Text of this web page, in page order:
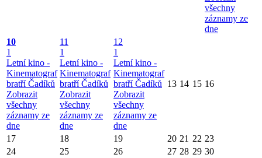
všechny
záznamy ze
dne
10
1
Letní kino -
Kinematograf
bratří Čadíků
Zobrazit
všechny
záznamy ze
dne
11
1
Letní kino -
Kinematograf
bratří Čadíků
Zobrazit
všechny
záznamy ze
dne
12
1
Letní kino -
Kinematograf
bratří Čadíků
Zobrazit
všechny
záznamy ze
dne
13 14 15 16
17 18 19 20 21 22 23
24
25 26 27 28 29 30